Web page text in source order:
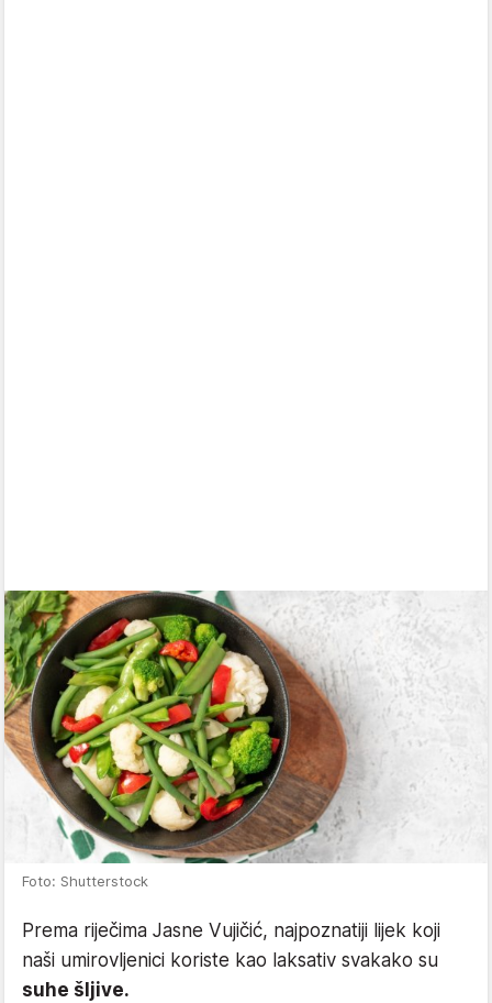
Foto: Shutterstock
Prema riječima Jasne Vujičić, najpoznatiji lijek koji
naši umirovljenici koriste kao laksativ svakako su
suhe šljive.